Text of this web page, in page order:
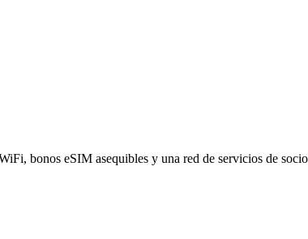
bonos eSIM asequibles y una red de servicios de